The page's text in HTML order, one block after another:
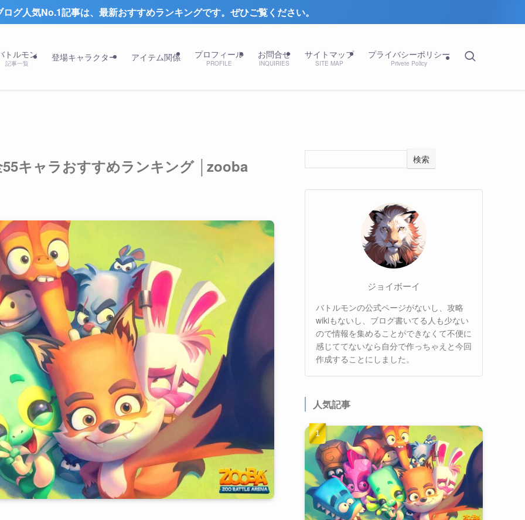
すすめランキングです。ぜひご覧ください。
トルモン
記事一覧
登場キャラクター アイテム関係 プロフィール
PROFILE
お問合せ
INQUIRIES
サイトマップ
SITE MAP
プライバシーポリシー
Privete Policy
キャラおすすめランキング │zooba 検索
ジョイボーイ
バトルモンの公式ページがないし、攻略
wikiもないし、ブログ書いてる人も少ない
ので情報を集めることができなくて不便に
感じててないなら自分で作っちゃえと今回
作成することにしました。
人気記事